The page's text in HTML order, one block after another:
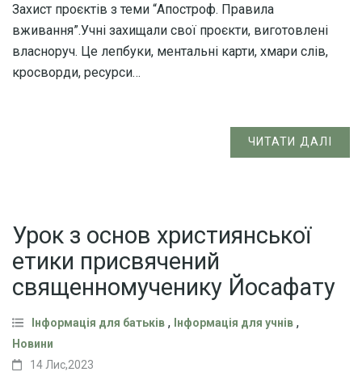
Захист проєктів з теми “Апостроф. Правила
вживання”.Учні захищали свої проєкти, виготовлені
власноруч. Це лепбуки, ментальні карти, хмари слів,
кросворди, ресурси…
ЧИТАТИ ДАЛІ
Урок з основ християнської
етики присвячений
священномученику Йосафату
Інформація для батьків , Інформація для учнів ,
Новини
14 Лис,2023